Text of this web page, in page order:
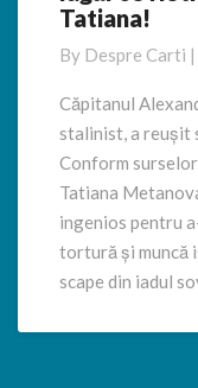
evadează
un
lagăr
sovietic
cu
ajutorul
soției
sale,
Tatiana!
Tatiana!
By Despre Carti |
Căpitanul
stalinist, a reușit
Conform
Tatiana
ingenios pentru
tortură și muncă
scape din iadul